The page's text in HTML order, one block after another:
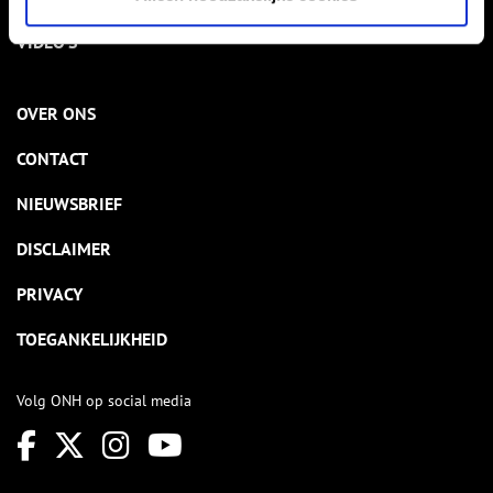
VIDEO’S
OVER ONS
CONTACT
NIEUWSBRIEF
DISCLAIMER
PRIVACY
TOEGANKELIJKHEID
Volg ONH op social media